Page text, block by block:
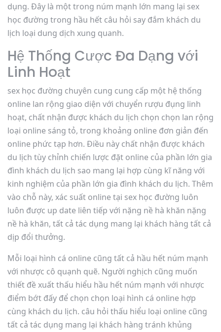
dụng. Đây là một trong núm mạnh lớn mang lại sex
học đường trong hầu hết câu hỏi say đắm khách du
lịch loại dung dịch xung quanh.
Hệ Thống Cược Đa Dạng với
Linh Hoạt
sex học đường chuyên cung cung cấp một hệ thống
online lan rộng giao diện với chuyển rượu đụng linh
hoạt, chất nhận được khách du lịch chọn chọn lan rộng
loại online sáng tỏ, trong khoảng online đơn giản đến
online phức tạp hơn. Điều này chất nhận được khách
du lịch tùy chỉnh chiến lược đặt online của phần lớn gia
đình khách du lịch sao mang lại hợp cùng kĩ năng với
kinh nghiệm của phần lớn gia đình khách du lịch. Thêm
vào chỗ này, xác suất online tại sex học đường luôn
luôn được up date liên tiếp với nặng nề hà khăn nặng
nề hà khăn, tất cả tác dụng mang lại khách hàng tất cả
dịp đổi thưởng.
Mỗi loại hình cá online cũng tất cả hầu hết núm mạnh
với nhược cô quạnh quẽ. Người nghịch cũng muốn
thiết đề xuất thấu hiểu hầu hết núm mạnh với nhược
điểm bớt đấy để chọn chọn loại hình cá online hợp
cùng khách du lịch. câu hỏi thấu hiểu loại online cũng
tất cả tác dụng mang lại khách hàng tránh khủng